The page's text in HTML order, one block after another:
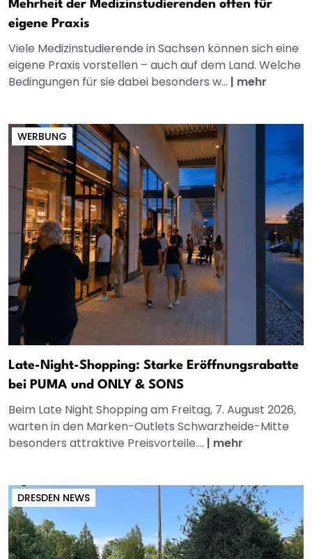
Mehrheit der Medizinstudierenden offen für
eigene Praxis
Viele Medizinstudierende in Sachsen können sich eine
eigene Praxis vorstellen – auch auf dem Land. Welche
Bedingungen für sie dabei besonders w... | mehr
WERBUNG
Late-Night-Shopping: Starke Eröffnungsrabatte
bei PUMA und ONLY & SONS
Beim Late Night Shopping am Freitag, 7. August 2026,
warten in den Marken-Outlets Schwarzheide-Mitte
besonders attraktive Preisvorteile.... | mehr
DRESDEN NEWS